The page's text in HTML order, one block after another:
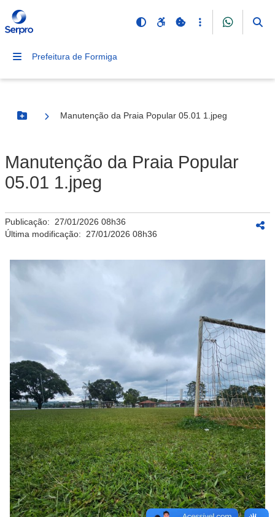
Prefeitura de Formiga
Botão Menu
Manutenção da Praia Popular 05.01 1.jpeg
Manutenção da Praia Popular
05.01 1.jpeg
Publicação: 27/01/2026 08h36
Última modificação: 27/01/2026 08h36